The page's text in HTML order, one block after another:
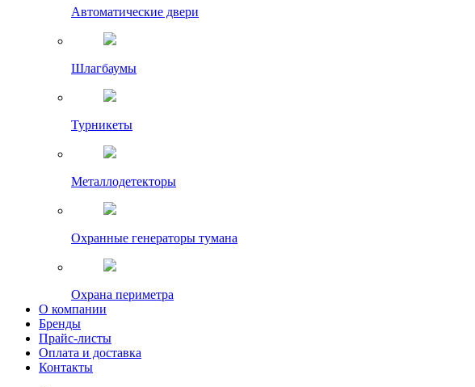
Автоматические двери
Шлагбаумы
Турникеты
Металлодетекторы
Охранные генераторы тумана
Охрана периметра
О компании
Бренды
Прайс-листы
Оплата и доставка
Контакты